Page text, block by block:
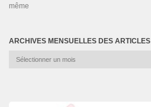
même
ARCHIVES MENSUELLES DES ARTICLES
Archives